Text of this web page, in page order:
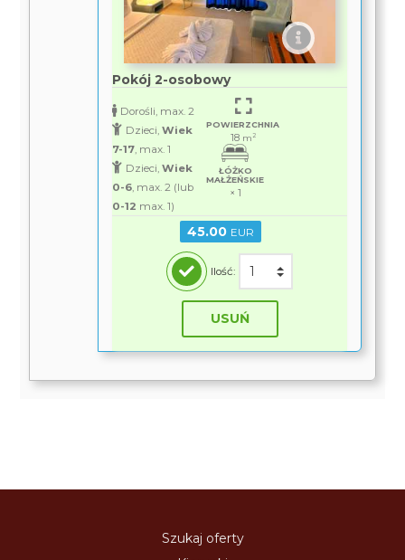
Pokój 2-osobowy
Dorośli, max. 2
Dzieci,Wiek
7-17, max. 1
Dzieci,Wiek
0-6, max. 2 (lub
0-12 max. 1)
POWIERZCHNIA
18 m 2
ŁÓŻKO
MAŁŻEŃSKIE
× 1
45.00 EUR
Ilość:
USUŃ
Szukaj oferty